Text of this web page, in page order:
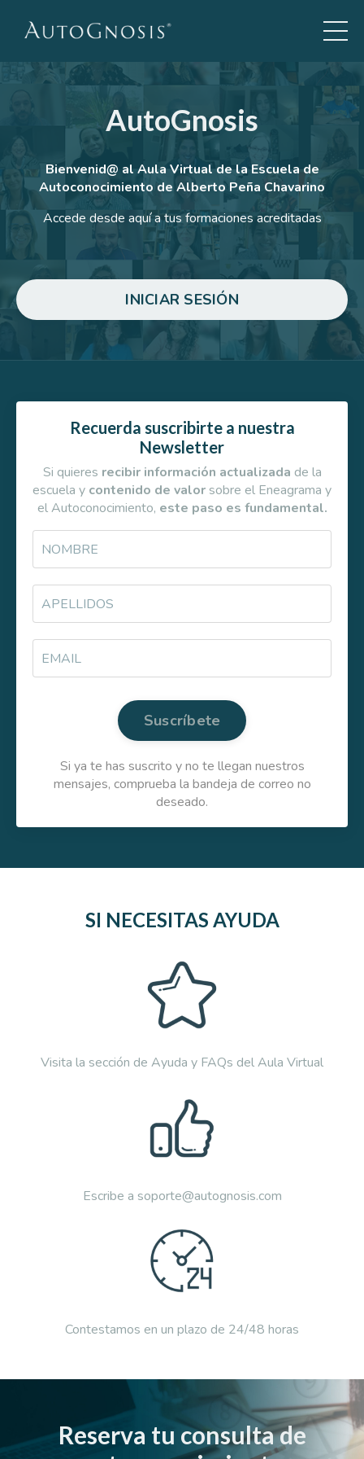
AutoGnosis
Bienvenid@ al Aula Virtual de la Escuela de
Autoconocimiento de Alberto Peña Chavarino
Accede desde aquí a tus formaciones acreditadas
INICIAR SESIÓN
Recuerda suscribirte a nuestra
Newsletter
Si quieres recibir información actualizada de la
escuela y contenido de valor sobre el Eneagrama y
el Autoconocimiento, este paso es fundamental.
Suscríbete
Si ya te has suscrito y no te llegan nuestros
mensajes, comprueba la bandeja de correo no
deseado.
SI NECESITAS AYUDA
Visita la sección de Ayuda y FAQs del Aula Virtual
Escribe a soporte@autognosis.com
Contestamos en un plazo de 24/48 horas
Reserva tu consulta de